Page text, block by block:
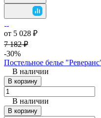
от 5 028 ₽
7 182 ₽
-30%
Постельное белье
В наличии
В корзину
В наличии
В корзину